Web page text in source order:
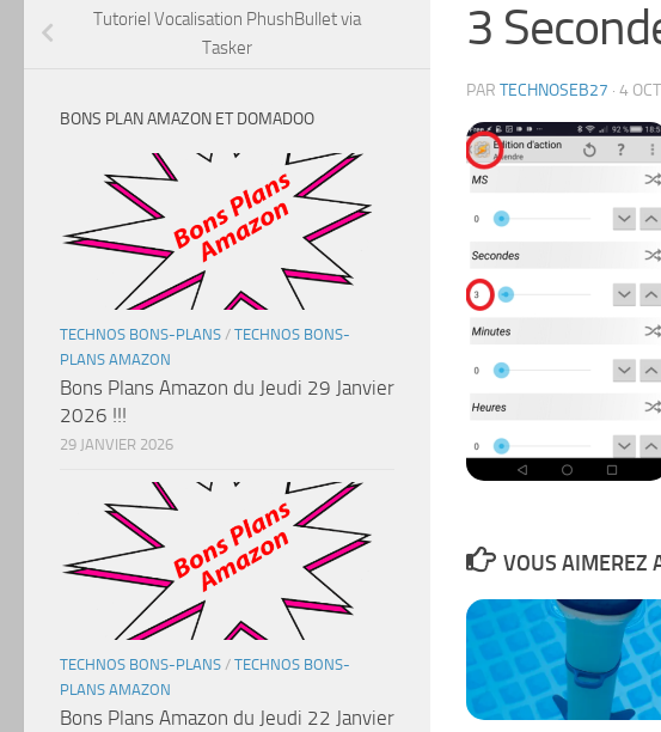
3
PAR TECHNOSEB27 · 4
VOUS AIMEREZ
Tutoriel Vocalisation PhushBullet via
Tasker
BONS PLAN AMAZON ET DOMADOO
TECHNOS BONS-PLANS / TECHNOS BONS-
PLANS AMAZON
Bons Plans Amazon du Jeudi 29 Janvier
2026 !!!
29 JANVIER 2026
TECHNOS BONS-PLANS / TECHNOS BONS-
PLANS AMAZON
Bons Plans Amazon du Jeudi 22 Janvier